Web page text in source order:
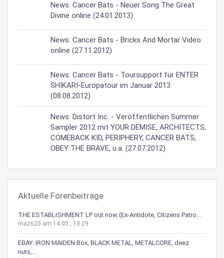
News: Cancer Bats - Neuer Song The Great
Divine online (24.01.2013)
News: Cancer Bats - Bricks And Mortar Video
online (27.11.2012)
News: Cancer Bats - Toursupport für ENTER
SHIKARI-Europatour im Januar 2013
(08.08.2012)
News: Distort Inc. - Veröffentlichen Summer
Sampler 2012 mit YOUR DEMISE, ARCHITECTS,
COMEBACK KID, PERIPHERY, CANCER BATS,
OBEY THE BRAVE, u.a. (27.07.2012)
Aktuelle Forenbeiträge
THE ESTABLISHMENT LP out now (Ex-Antidote, Citizens Patro...
maz625 am 14.05., 13:29
EBAY: IRON MAIDEN Box, BLACK METAL, METALCORE, deez
nuts,...